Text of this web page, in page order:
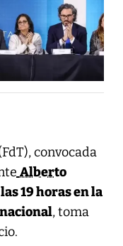
convocada
Alberto
19 horas en la
, toma